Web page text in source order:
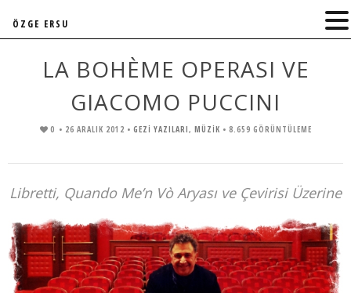
LA BOHÈME OPERASI VE
GIACOMO PUCCINI
0 • 26 ARALIK 2012 • GEZİ YAZILARI, MÜZIK • 8.659 GÖRÜNTÜLEME
Libretti, Quando Me’n Vò Aryası ve Çevirisi Üzerine
ÖZGE ERSU